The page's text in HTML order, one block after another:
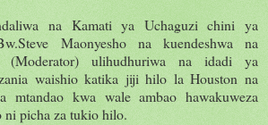
na Kamati ya Uchaguzi chini ya
Maonyesho na kuendeshwa na
(Moderator) ulihudhuriwa na idadi ya
waishio katika jiji hilo la Houston na
mtandao kwa wale ambao hawakuweza
picha za tukio hilo.